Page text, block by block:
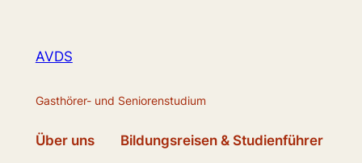
AVDS
Gasthörer- und Seniorenstudium
Über uns Bildungsreisen & Studienführer